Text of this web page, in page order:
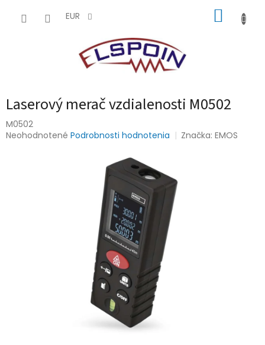
EUR
Laserový merač vzdialenosti M0502
M0502
Priemerné
Neohodnotené Podrobnosti hodnotenia Značka:EMOS